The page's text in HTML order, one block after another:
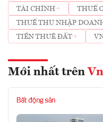
TÀI CHÍNH
THUẾ
THUẾ THU NHẬP
TIỀN THUÊ ĐẤT
Mới nhất trên
Bất động sản